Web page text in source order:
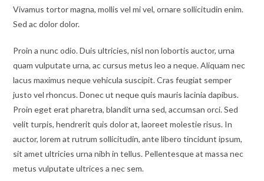
Vivamus tortor magna, mollis vel mi vel, ornare sollicitudin enim.
Sed ac dolor dolor.
Proin a nunc odio. Duis ultricies, nisl non lobortis auctor, urna
quam vulputate urna, ac cursus metus leo a neque. Aliquam nec
lacus maximus neque vehicula suscipit. Cras feugiat semper
justo vel rhoncus. Donec ut neque quis mauris lacinia dapibus.
Proin eget erat pharetra, blandit urna sed, accumsan orci. Sed
velit turpis, hendrerit quis dolor at, laoreet molestie risus. In
auctor, lorem at rutrum sollicitudin, ante libero tincidunt ipsum,
sit amet ultricies urna nibh in tellus. Pellentesque at massa nec
metus vulputate ultrices a nec sem.